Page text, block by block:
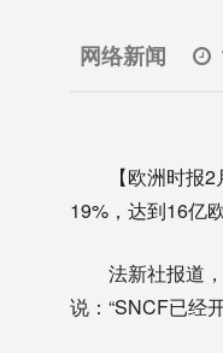
网络新闻
【欧洲时
19%，达到16亿
法新社报道
说：“SNCF已经